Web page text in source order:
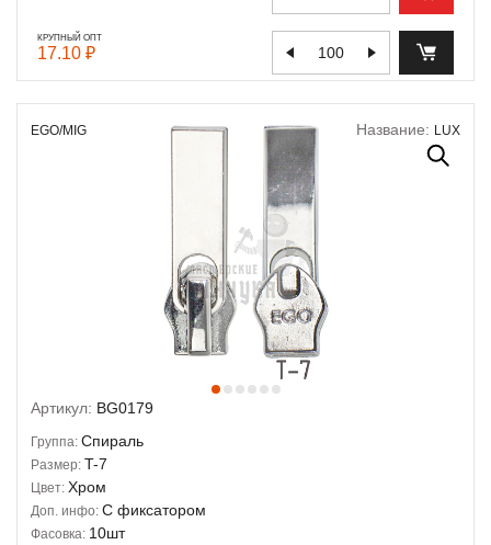
КРУПНЫЙ ОПТ
17.10 ₽
EGO/MIG Название: LUX
Артикул: BG0179
Группа: Спираль
Размер: T-7
Цвет: Хром
Доп. инфо: С фиксатором
Фасовка: 10шт